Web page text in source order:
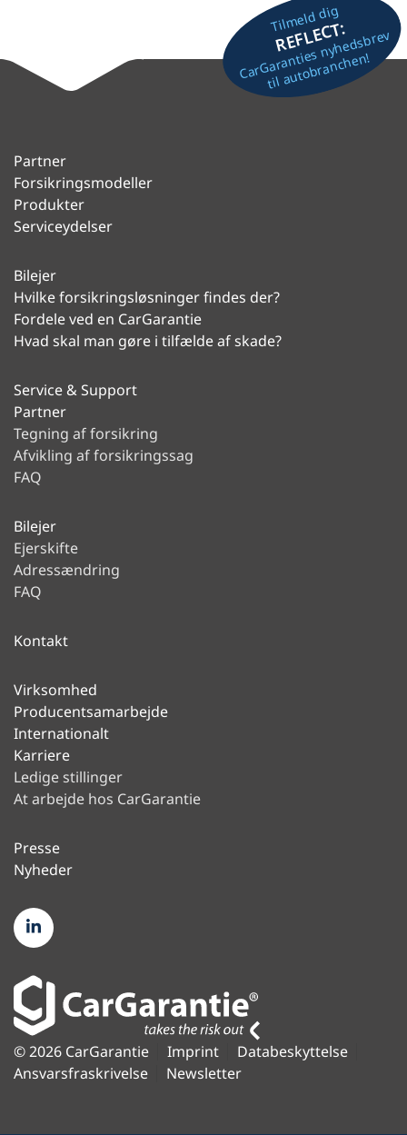
Tilmeld dig
REFLECT:
CarGaranties nyhedsbrev
til autobranchen!
Partner
Forsikringsmodeller
Produkter
Serviceydelser
Bilejer
Hvilke forsikringsløsninger findes der?
Fordele ved en CarGarantie
Hvad skal man gøre i tilfælde af skade?
Service & Support
Partner
Tegning af forsikring
Afvikling af forsikringssag
FAQ
Bilejer
Ejerskifte
Adressændring
FAQ
Kontakt
Virksomhed
Producentsamarbejde
Internationalt
Karriere
Ledige stillinger
At arbejde hos CarGarantie
Presse
Nyheder
© 2026 CarGarantie Imprint
Databeskyttelse
Ansvarsfraskrivelse
Newsletter